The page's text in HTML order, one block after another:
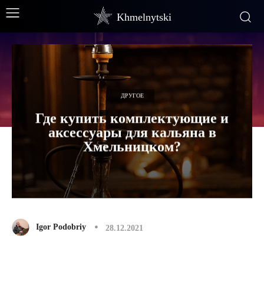
Khmelnytski
ДРУГОЕ
Где купить комплектующие и
аксессуары для кальяна в
Хмельницком?
Igor Podobriy 28.12.2021